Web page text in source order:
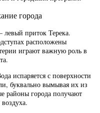
города
приток Терека.
расположены
играют важную роль в
испаряется с поверхности
буквально вымывая их из
районы города получают